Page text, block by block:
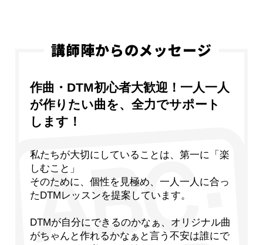
講師陣からのメッセージ
作曲・DTM初心者大歓迎！一人一人
が作りたい曲を、全力でサポート
します！
私たちが大切にしていることは、第一に「楽
しむこと」
そのために、個性を見極め、一人一人に合っ
たDTMレッスンを提案しています。
DTMが自分にできるのかなぁ、オリジナル曲
がちゃんと作れるかなぁと言う不安は誰にで